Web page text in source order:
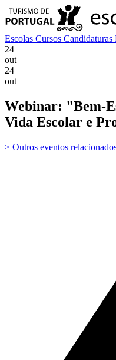
Escolas Cursos Candidaturas
24
out
24
out
Webinar: "Bem-
Vida Escolar e
> Outros eventos